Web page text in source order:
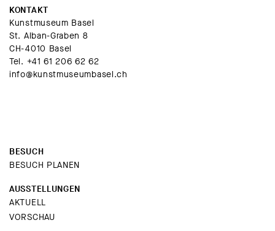
KONTAKT
Kunstmuseum Basel
St. Alban-Graben 8
CH-4010 Basel
Tel. +41 61 206 62 62
info@kunstmuseumbasel.ch
BESUCH
BESUCH PLANEN
AUSSTELLUNGEN
AKTUELL
VORSCHAU